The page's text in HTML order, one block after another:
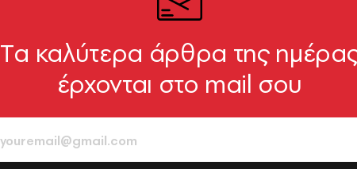
Tα καλύτερα άρθρα της
έρχονται στο mail σου